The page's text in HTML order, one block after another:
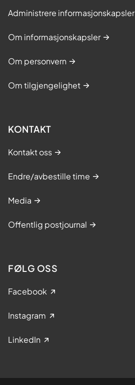
Administrere informasjonskapsler
Om informasjonskapsler
Om personvern
Om tilgjengelighet
KONTAKT
Kontakt oss
Endre/avbestille time
Media
Offentlig postjournal
FØLG OSS
Facebook
Instagram
LinkedIn